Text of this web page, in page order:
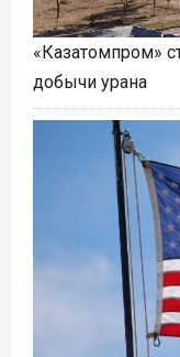
«Казатомпром»
добычи урана